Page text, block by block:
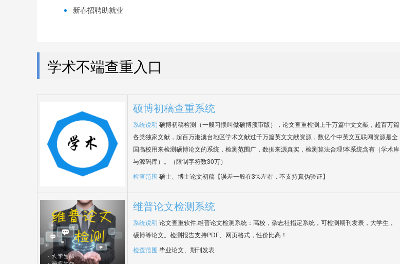
新春招聘助就业
学术不端查重入口
硕博初稿查重系统
系统说明 硕博初稿检测（一般习惯叫做硕博预审版），论文查重检测上千万篇中文文献，超百万篇
各类独家文献，超百万港澳台地区学术文献过千万篇英文文献资源，数亿个中英文互联网资源是全
国高校用来检测硕博论文的系统，检测范围广，数据来源真实，检测算法合理!本系统含有（学术库
与源码库）。（限制字符数30万）
检查范围 硕士、博士论文初稿【误差一般在3%左右，不支持真伪验证】
维普论文检测系统
系统说明 论文查重软件,维普论文检测系统：高校，杂志社指定系统，可检测期刊发表，大学生，
硕博等论文。检测报告支持PDF、网页格式，性价比高！
检查范围 毕业论文、期刊发表